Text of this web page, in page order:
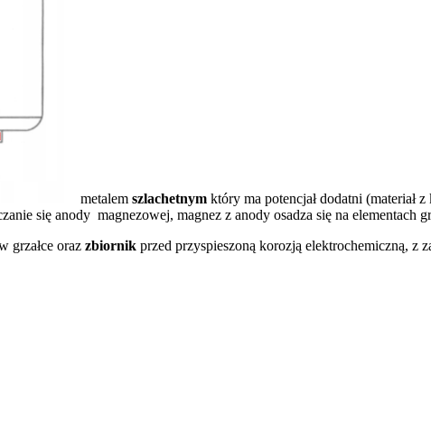
metalem szlachetnym który ma potencjał dodatni (materiał
się anody magnezowej, magnez z anody osadza się na elementach
grzałce oraz zbiornik przed przyspieszoną korozją elektrochemiczną, z